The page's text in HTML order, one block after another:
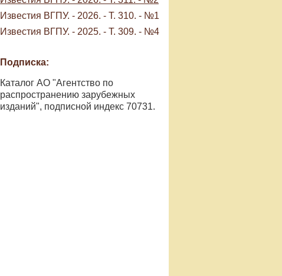
Известия ВГПУ. - 2026. - Т. 310. - №1
Известия ВГПУ. - 2025. - Т. 309. - №4
Подписка:
Каталог АО "Агентство по
распространению зарубежных
изданий", подписной индекс 70731.